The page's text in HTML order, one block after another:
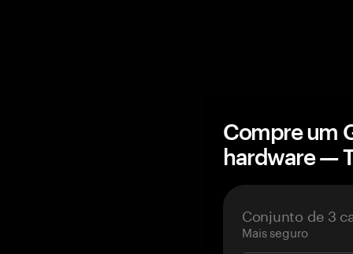
Compre um
hardware —
Conjunto de 3
Mais seguro